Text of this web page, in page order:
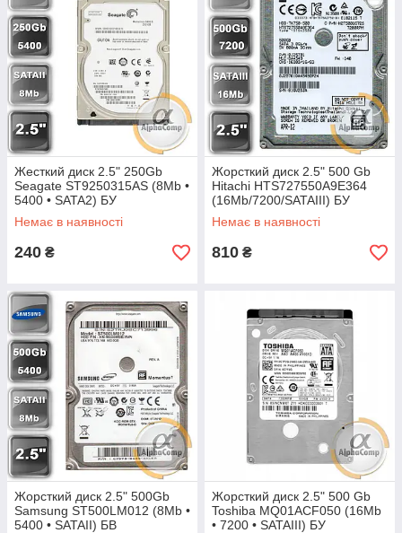
Жесткий диск 2.5" 250Gb
Seagate ST9250315AS (8Mb •
5400 • SATA2) БУ
Немає в наявності
240 ₴
Жорсткий диск 2.5" 500 Gb
Hitachi HTS727550A9E364
(16Mb/7200/SATAIII) БУ
Немає в наявності
810 ₴
Жорсткий диск 2.5" 500Gb
Samsung ST500LM012 (8Mb •
5400 • SATAII) БВ
Жорсткий диск 2.5" 500 Gb
Toshiba MQ01ACF050 (16Mb
• 7200 • SATAIII) БУ